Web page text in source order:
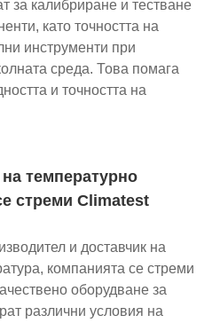
за калибриране и тестване
като точността на
инструменти при
среда. Това помага
и точността на
температурно
стреми Climatest
и доставчик на
компанията се стреми
оборудване за
различни условия на